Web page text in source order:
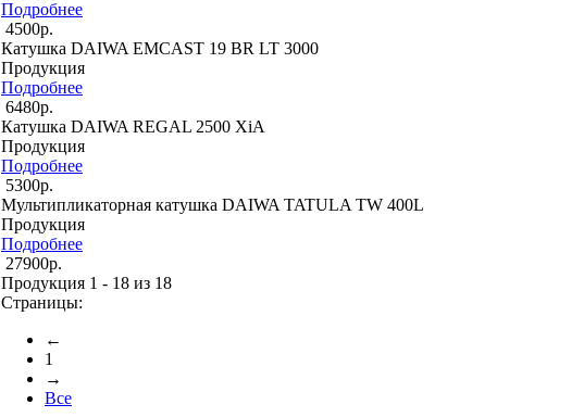
Подробнее
4500р.
Катушка DAIWA EMCAST 19 BR LT 3000
Продукция
Подробнее
6480р.
Катушка DAIWA REGAL 2500 XiA
Продукция
Подробнее
5300р.
Мультипликаторная катушка DAIWA TATULA TW 400L
Продукция
Подробнее
27900р.
Продукция 1 - 18 из 18
Страницы:
←
1
→
Все